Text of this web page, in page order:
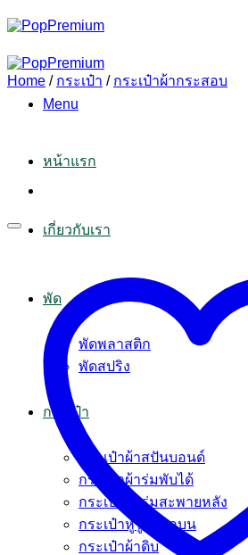
to
Menu
หน้าแรก
เกี่ยวกับเรา
พัด
พัดพลาสติก
พัดสปริง
กระเป๋า
กระเป๋าผ้าสปันบอนด์
กระเป๋าผ้าร่มพับได้
กระเป๋าผ้าร่มสะพายหลัง
กระเป๋าหูรูดปากบน
กระเป๋าผ้าดิบ
Home / กระเป๋า / กระเป๋าผ้ากระสอบ